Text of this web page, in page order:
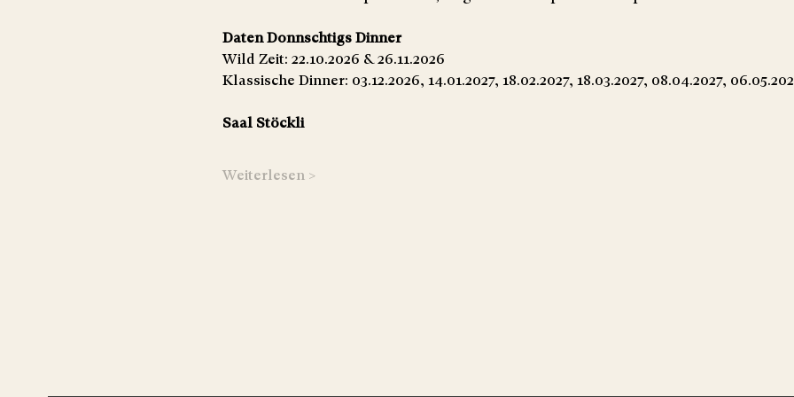
Daten Donnschtigs Dinner
Wild Zeit: 22.10.2026 & 26.11.2026
Klassische Dinner: 03.12.2026, 14.01.2027, 18.02.2027, 18.03.2027, 08.04.2027,
Saal Stöckli
Weiterlesen >